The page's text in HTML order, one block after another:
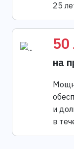
25
50
на
и
в